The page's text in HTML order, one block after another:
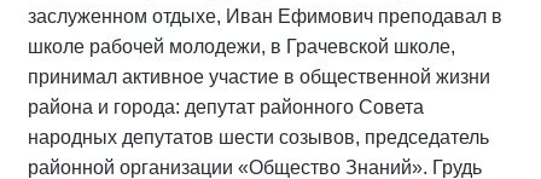
заслуженном отдыхе, Иван Ефимович преподавал в
школе рабочей молодежи, в Грачевской школе,
принимал активное участие в общественной жизни
района и города: депутат районного Совета
народных депутатов шести созывов, председатель
районной организации «Общество Знаний». Грудь